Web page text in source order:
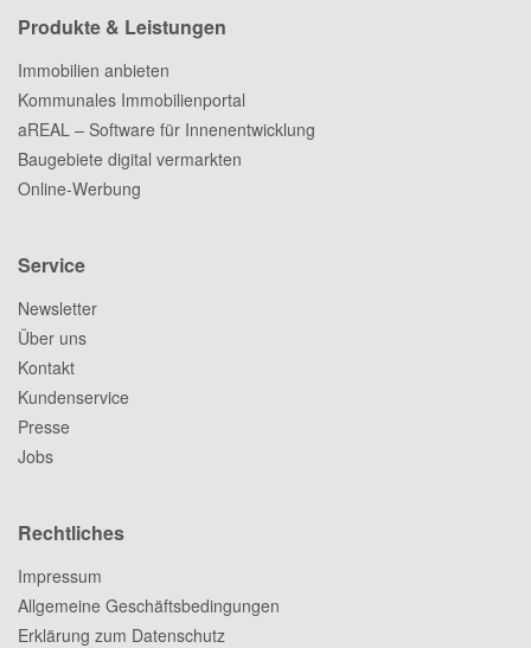
Produkte & Leistungen
Immobilien anbieten
Kommunales Immobilienportal
aREAL – Software für Innenentwicklung
Baugebiete digital vermarkten
Online-Werbung
Service
Newsletter
Über uns
Kontakt
Kundenservice
Presse
Jobs
Rechtliches
Impressum
Allgemeine Geschäftsbedingungen
Erklärung zum Datenschutz